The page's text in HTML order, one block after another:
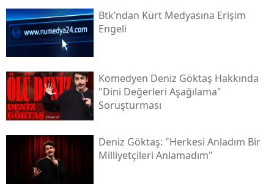
Btk’ndan Kürt Medyasına Erişim
Engeli
Komedyen Deniz Göktaş Hakkında
"dini Değerleri Aşağılama"
Soruşturması
Deniz Göktaş: "herkesi Anladım Bir
Milliyetçileri Anlamadım"